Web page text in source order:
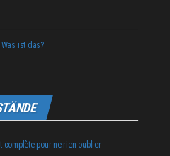
ist das?
complète pour ne rien oublier